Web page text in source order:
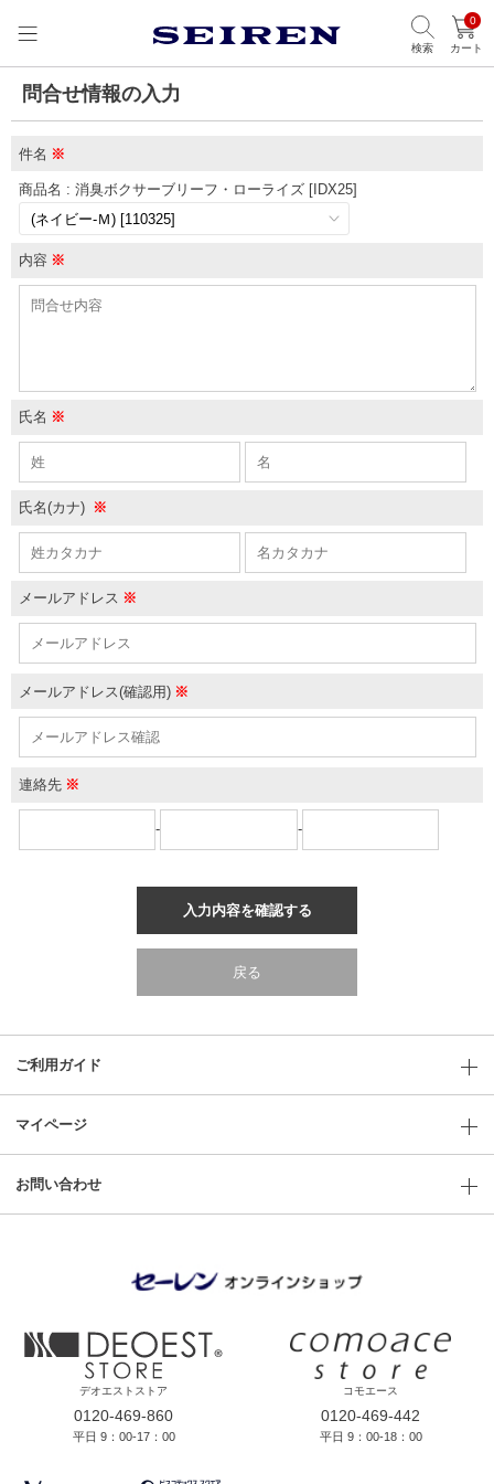
検索
0
カート
問合せ情報の入力
件名 ※
商品名 : 消臭ボクサーブリーフ・ローライズ [IDX25]
内容 ※
氏名 ※
氏名(カナ) ※
メールアドレス ※
メールアドレス(確認用) ※
連絡先 ※
- -
入力内容を確認する
戻る
ご利用ガイド
マイページ
お問い合わせ
デオエストストア
0120-469-860
平日 9：00-17：00
コモエース
0120-469-442
平日 9：00-18：00